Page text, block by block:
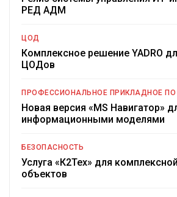
РЕД АДМ
ЦОД
Комплексное решение YADRO
ЦОДов
ПРОФЕССИОНАЛЬНОЕ ПРИКЛАДНОЕ ПО
Новая версия «MS Навигатор»
информационными моделями
БЕЗОПАСНОСТЬ
Услуга «К2Тех» для
объектов